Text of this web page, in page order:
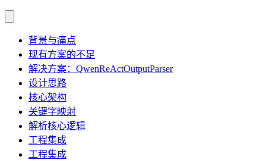
背景与痛点
现有方案的不足
解决方案：QwenReActOutputParser
设计思路
核心架构
关键字映射
解析核心逻辑
工程集成
工程集成